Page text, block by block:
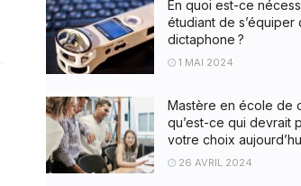
En quoi est-ce
étudiant de s’équiper
dictaphone ?
1 MAI 2024
Mastère en école de
qu’est-ce qui devrait
votre choix
26 AVRIL 2024